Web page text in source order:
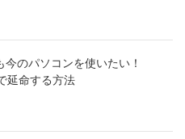
のパソコンを使いたい！
延命する方法